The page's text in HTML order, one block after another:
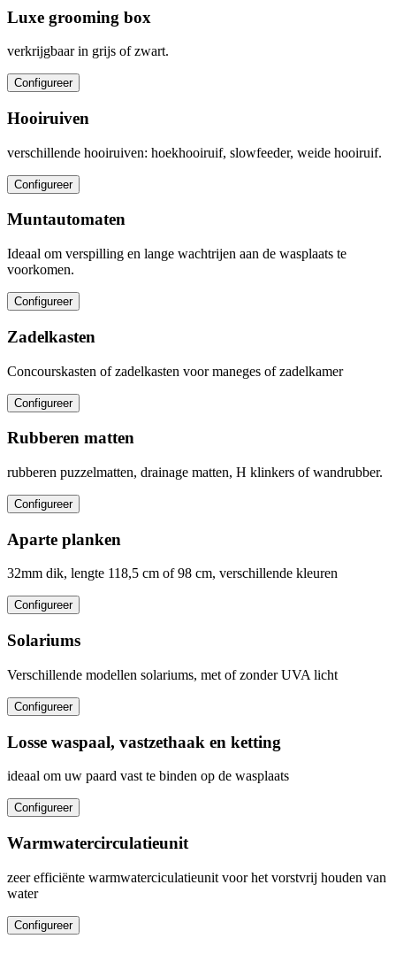
Luxe grooming box
verkrijgbaar in grijs of zwart.
Configureer
Hooiruiven
verschillende hooiruiven: hoekhooiruif, slowfeeder, weide hooiruif.
Configureer
Muntautomaten
Ideaal om verspilling en lange wachtrijen aan de wasplaats te
voorkomen.
Configureer
Zadelkasten
Concourskasten of zadelkasten voor maneges of zadelkamer
Configureer
Rubberen matten
rubberen puzzelmatten, drainage matten, H klinkers of wandrubber.
Configureer
Aparte planken
32mm dik, lengte 118,5 cm of 98 cm, verschillende kleuren
Configureer
Solariums
Verschillende modellen solariums, met of zonder UVA licht
Configureer
Losse waspaal, vastzethaak en ketting
ideaal om uw paard vast te binden op de wasplaats
Configureer
Warmwatercirculatieunit
zeer efficiënte warmwaterciculatieunit voor het vorstvrij houden van
water
Configureer